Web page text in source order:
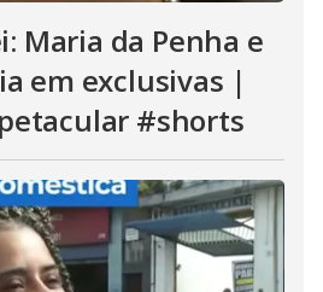
Maria da Penha e
em exclusivas |
#shorts